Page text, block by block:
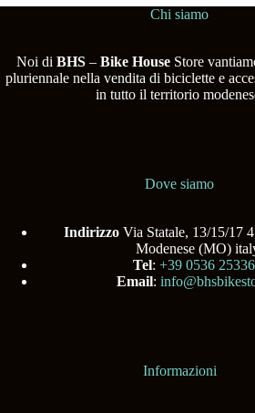
Chi siamo
Noi di BHS– Bike HouseStore
pluriennale nella vendita di biciclette e
in tutto il territorio
Dove siamo
Indirizzo Via Statale, 13/15/17
Modenese (MO)
Tel:+39 0536
Email:
Informazioni